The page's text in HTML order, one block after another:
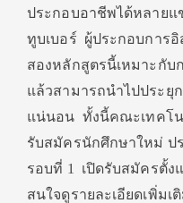
ประกอบอาชีพได้หลายแ
ทูบเบอร์ ผู้ประกอบการ
สองหลักสูตรนี้เหมาะกับ
แล้วสามารถนำไปประยุ
แน่นอน ทั้งนี้คณะเทคโ
รับสมัครนักศึกษาใหม่ ป
รอบที่ 1 เปิดรับสมัครตั้ง
สนใจดูรายละเอียดเพิ่มเ